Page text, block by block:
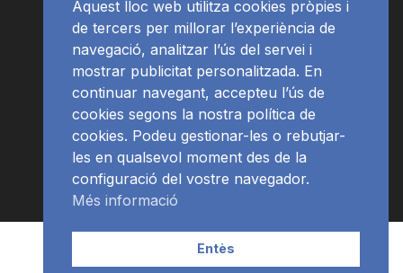
APP Programació
Aquest lloc web utilitza cookies pròpies i
de tercers per millorar l’experiència de
navegació, analitzar l’ús del servei i
mostrar publicitat personalitzada. En
continuar navegant, accepteu l’ús de
cookies segons la nostra política de
cookies. Podeu gestionar-les o rebutjar-
les en qualsevol moment des de la
configuració del vostre navegador.
Més informació
Entès